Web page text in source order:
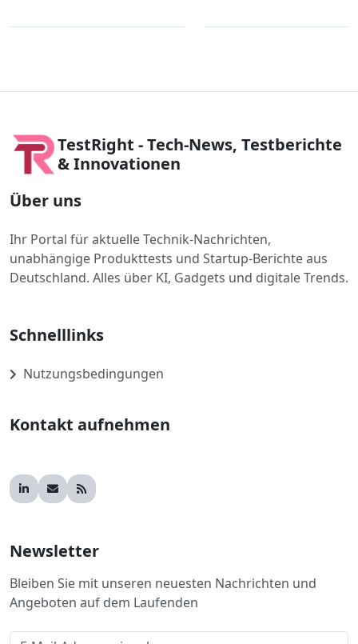
TestRight - Tech-News, Testberichte
& Innovationen
Über uns
Ihr Portal für aktuelle Technik-Nachrichten,
unabhängige Produkttests und Startup-Berichte aus
Deutschland. Alles über KI, Gadgets und digitale Trends.
Schnelllinks
Nutzungsbedingungen
Kontakt aufnehmen
Newsletter
Bleiben Sie mit unseren neuesten Nachrichten und
Angeboten auf dem Laufenden